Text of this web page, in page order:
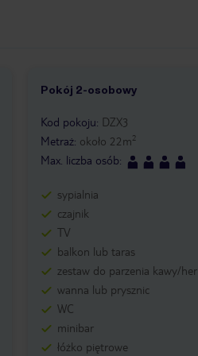
Pokój 2-osobowy
Kod pokoju: DZX3
Metraż: około 22m2
Max. liczba osób:
sypialnia
czajnik
TV
balkon lub taras
zestaw do parzenia kawy/
wanna lub prysznic
WC
minibar
łóżko piętrowe